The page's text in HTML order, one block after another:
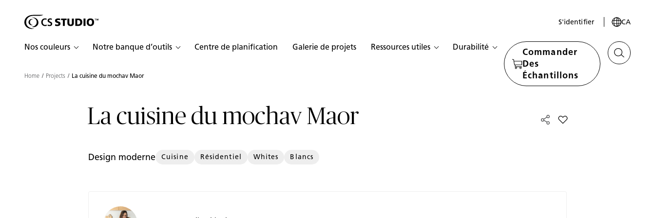
Shaped
Collection
Passer au contenu principal
S'identifier CA
Nos couleurs Notre banque d’outils Centre de planification Galerie de projets Ressources utiles Durabilité
Commander
Des
Échantillons
Skip to Main Footer
Home Projects La cuisine du mochav Maor
La cuisine du mochav Maor Add La cuisine du
Design moderne Cuisine Résidentiel Whites Blancs